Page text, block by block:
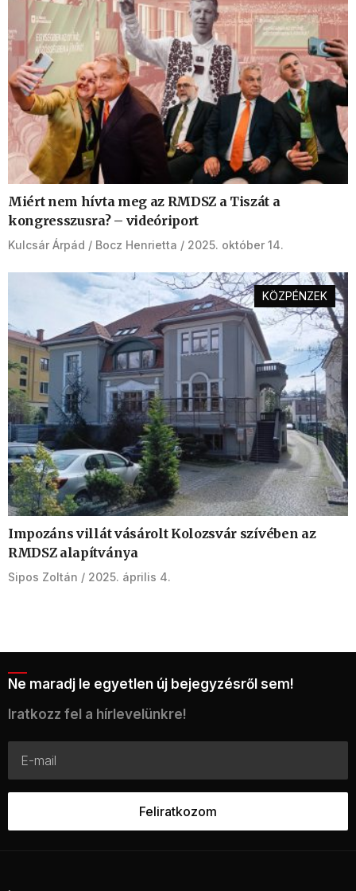
Miért nem hívta meg az RMDSZ a Tiszát a
kongresszusra? – videóriport
Kulcsár Árpád Bocz Henrietta 2025. október 14.
KÖZPÉNZEK
Impozáns villát vásárolt Kolozsvár szívében az
RMDSZ alapítványa
Sipos Zoltán 2025. április 4.
Ne maradj le egyetlen új bejegyzésről sem!
Iratkozz fel a hírlevelünkre!